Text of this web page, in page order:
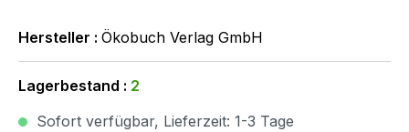
Hersteller : Ökobuch Verlag GmbH
Lagerbestand : 2
Sofort verfügbar, Lieferzeit: 1-3 Tage